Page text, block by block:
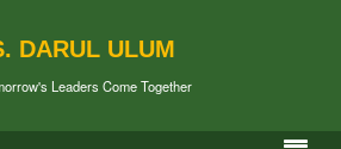
DARUL ULUM
Leaders Come Together